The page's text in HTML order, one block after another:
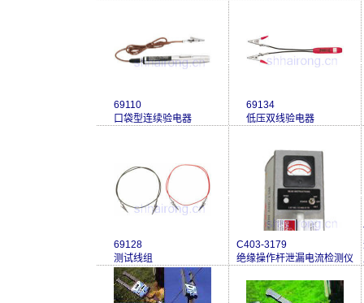
69110
口袋型连续验电器
69134
低压双线验电器
69128
测试线组
C403-3179
绝缘操作杆泄漏电流检测仪